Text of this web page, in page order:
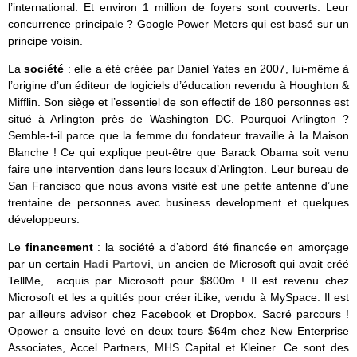
l’international. Et environ 1 million de foyers sont couverts. Leur
concurrence principale ? Google Power Meters qui est basé sur un
principe voisin.
Lasociété : elle a été créée par Daniel Yates en 2007, lui-même à
l’origine d’un éditeur de logiciels d’éducation revendu à Houghton &
Mifflin. Son siège et l’essentiel de son effectif de 180 personnes est
situé à Arlington près de Washington DC. Pourquoi Arlington ?
Semble-t-il parce que la femme du fondateur travaille à la Maison
Blanche ! Ce qui explique peut-être que Barack Obama soit venu
faire une intervention dans leurs locaux d’Arlington. Leur bureau de
San Francisco que nous avons visité est une petite antenne d’une
trentaine de personnes avec business development et quelques
développeurs.
Le financement : la société a d’abord été financée en amorçage
par un certain Hadi Partovi, un ancien de Microsoft qui avait créé
TellMe, acquis par Microsoft pour $800m ! Il est revenu chez
Microsoft et les a quittés pour créer iLike, vendu à MySpace. Il est
par ailleurs advisor chez Facebook et Dropbox. Sacré parcours !
Opower a ensuite levé en deux tours $64m chez New Enterprise
Associates, Accel Partners, MHS Capital et Kleiner. Ce sont des